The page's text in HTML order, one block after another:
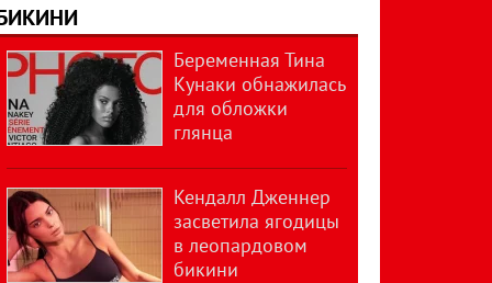
Беременная Тина
Кунаки обнажилась
для обложки
глянца
Кендалл Дженнер
засветила ягодицы
в леопардовом
бикини